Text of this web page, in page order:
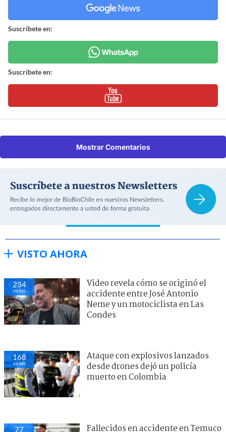
Suscríbete en:
Suscríbete en:
Mostrar Comentarios
VISTO AHORA
234
visitas
Video revela cómo se originó el
accidente entre José Antonio
Neme y un motociclista en Las
Condes
168
visitas
Ataque con explosivos lanzados
desde drones dejó un policía
muerto en Colombia
77
Fallecidos en accidente en Temuco